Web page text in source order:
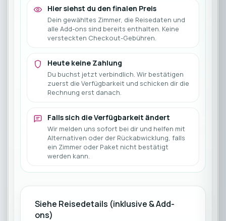
Hier siehst du den finalen Preis
Dein gewähltes Zimmer, die Reisedaten und
alle Add-ons sind bereits enthalten. Keine
versteckten Checkout-Gebühren.
Heute keine Zahlung
Du buchst jetzt verbindlich. Wir bestätigen
zuerst die Verfügbarkeit und schicken dir die
Rechnung erst danach.
Falls sich die Verfügbarkeit ändert
Wir melden uns sofort bei dir und helfen mit
Alternativen oder der Rückabwicklung, falls
ein Zimmer oder Paket nicht bestätigt
werden kann.
Siehe Reisedetails (inklusive & Add-
ons)